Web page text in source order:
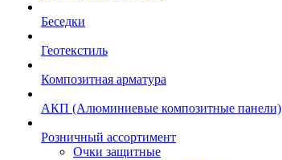
Беседки
Геотекстиль
Композитная арматура
АКП (Алюминиевые композитные панели)
Розничный ассортимент
Очки защитные